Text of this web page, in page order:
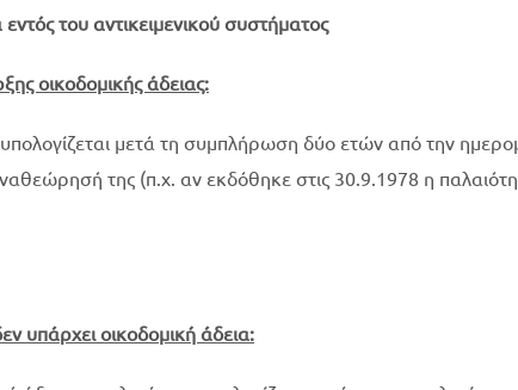
του αντικειμενικού συστήματος
οικοδομικής άδειας:
μετά τη συμπλήρωση δύο ετών από την
της (π.χ. αν εκδόθηκε στις 30.9.1978 η
υπάρχει οικοδομική άδεια: